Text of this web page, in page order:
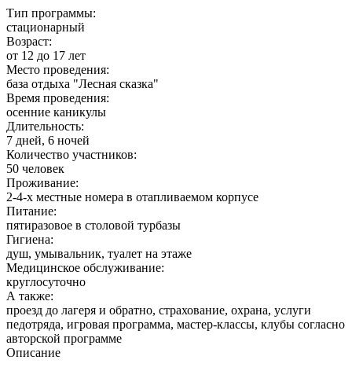
Тип программы:
стационарный
Возраст:
от 12 до 17 лет
Место проведения:
база отдыха "Лесная сказка"
Время проведения:
осенние каникулы
Длительность:
7 дней, 6 ночей
Количество участников:
50 человек
Проживание:
2-4-х местные номера в отапливаемом корпусе
Питание:
пятиразовое в столовой турбазы
Гигиена:
душ, умывальник, туалет на этаже
Медицинское обслуживание:
круглосуточно
А также:
проезд до лагеря и обратно, страхование, охрана, услуги
педотряда, игровая программа, мастер-классы, клубы согласно
авторской программе
Описание